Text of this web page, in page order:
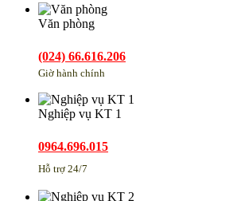
Văn phòng
(024) 66.616.206
Giờ hành chính
Nghiệp vụ KT 1
0964.696.015
Hỗ trợ 24/7